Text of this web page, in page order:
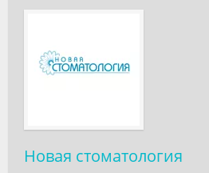
Новая стоматология